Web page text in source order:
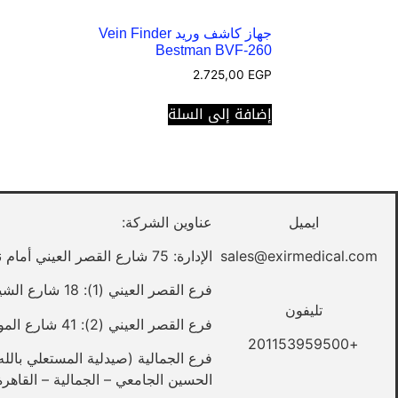
جهاز كاشف وريد Vein Finder
Bestman BVF-260
2.725,00 EGP
إضافة إلى السلة
ايميل
sales@exirmedical.com
تليفون
+201153959500
عناوين الشركة:
الإدارة: 75 شارع القصر العيني أمام نقابة الأطباء – القاهرة
فرع القصر العيني (1): 18 شارع الشيخ علي يوسف – القصر العيني – القاهرة
فرع القصر العيني (2): 41 شارع المواردي – القصر العيني – القاهرة
الحسين الجامعي – الجمالية –